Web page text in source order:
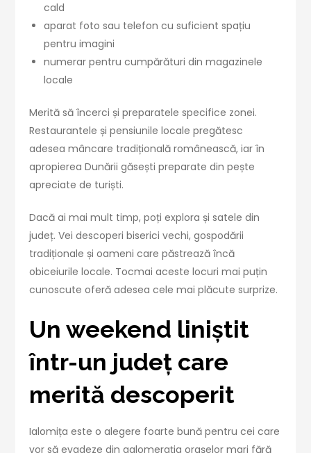
cald
aparat foto sau telefon cu suficient spațiu
pentru imagini
numerar pentru cumpărături din magazinele
locale
Merită să încerci și preparatele specifice zonei.
Restaurantele și pensiunile locale pregătesc
adesea mâncare tradițională românească, iar în
apropierea Dunării găsești preparate din pește
apreciate de turiști.
Dacă ai mai mult timp, poți explora și satele din
județ. Vei descoperi biserici vechi, gospodării
tradiționale și oameni care păstrează încă
obiceiurile locale. Tocmai aceste locuri mai puțin
cunoscute oferă adesea cele mai plăcute surprize.
Un weekend liniștit
într-un județ care
merită descoperit
Ialomița este o alegere foarte bună pentru cei care
vor să evadeze din aglomerația orașelor mari fără